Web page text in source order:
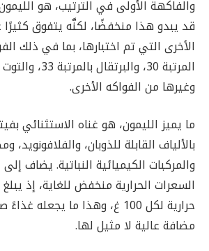
قد يبدو هذا منخفضًا، لكنَّه يتفوق
الأخرى التي تم اختبارها، بما في ذلك
وغيرها من الفواكه الأخرى.
بالألياف القابلة للذوبان،
والمركبات الكيميائية النباتية. يضاف
حرارية لكل 100 غ، وهذا ما يجعله
مضافة عالية لا مثيل لها.